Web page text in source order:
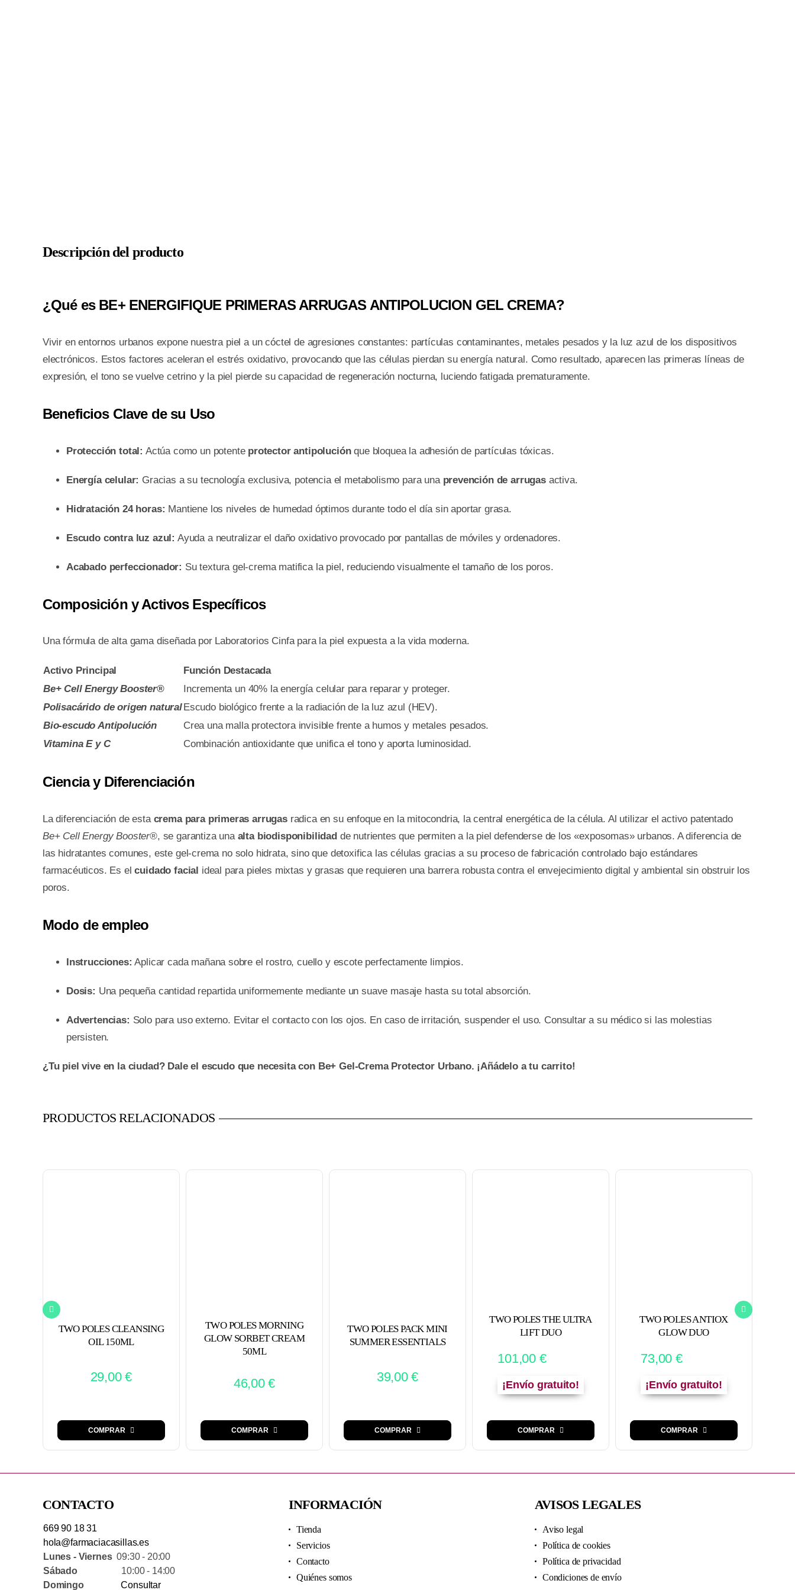
Descripción del producto
¿Qué es BE+ ENERGIFIQUE PRIMERAS ARRUGAS ANTIPOLUCION GEL CREMA?
Vivir en entornos urbanos expone nuestra piel a un cóctel de agresiones constantes: partículas contaminantes, metales pesados y la luz azul de los dispositivos
electrónicos. Estos factores aceleran el estrés oxidativo, provocando que las células pierdan su energía natural. Como resultado, aparecen las primeras líneas de
expresión, el tono se vuelve cetrino y la piel pierde su capacidad de regeneración nocturna, luciendo fatigada prematuramente.
Beneficios Clave de su Uso
Protección total: Actúa como un potente protector antipoluciónque bloquea la adhesión de partículas tóxicas.
Energía celular: Gracias a su tecnología exclusiva, potencia el metabolismo para una prevención de arrugasactiva.
Hidratación 24 horas: Mantiene los niveles de humedad óptimos durante todo el día sin aportar grasa.
Escudo contra luz azul: Ayuda a neutralizar el daño oxidativo provocado por pantallas de móviles y ordenadores.
Acabado perfeccionador: Su textura gel-crema matifica la piel, reduciendo visualmente el tamaño de los poros.
Composición y Activos Específicos
Una fórmula de alta gama diseñada por Laboratorios Cinfa para la piel expuesta a la vida moderna.
Activo Principal
Función Destacada
Be+ Cell Energy Booster®
Incrementa un 40% la energía celular para reparar y proteger.
Polisacárido de origen natural Escudo biológico frente a la radiación de la luz azul (HEV).
Bio-escudo Antipolución
Crea una malla protectora invisible frente a humos y metales pesados.
Vitamina E y C
Combinación antioxidante que unifica el tono y aporta luminosidad.
Ciencia y Diferenciación
La diferenciación de esta crema para primeras arrugasradica en su enfoque en la mitocondria, la central energética de la célula. Al utilizar el activo patentado
Be+ Cell Energy Booster®, se garantiza una alta biodisponibilidad de nutrientes que permiten a la piel defenderse de los «exposomas» urbanos. A diferencia de
las hidratantes comunes, este gel-crema no solo hidrata, sino que detoxifica las células gracias a su proceso de fabricación controlado bajo estándares
farmacéuticos. Es elcuidado facial ideal para pieles mixtas y grasas que requieren una barrera robusta contra el envejecimiento digital y ambiental sin obstruir los
poros.
Modo de empleo
Instrucciones: Aplicar cada mañana sobre el rostro, cuello y escote perfectamente limpios.
Dosis: Una pequeña cantidad repartida uniformemente mediante un suave masaje hasta su total absorción.
Advertencias: Solo para uso externo. Evitar el contacto con los ojos. En caso de irritación, suspender el uso. Consultar a su médico si las molestias
persisten.
¿Tu piel vive en la ciudad? Dale el escudo que necesita con Be+ Gel-Crema Protector Urbano. ¡Añádelo a tu carrito!
PRODUCTOS RELACIONADOS
TWO POLES CLEANSING
OIL 150ML
29,00€
COMPRAR
TWO POLES MORNING
GLOW SORBET CREAM
50ML
46,00€
COMPRAR
TWO POLES PACK MINI
SUMMER ESSENTIALS
39,00€
COMPRAR
TWO POLES THE ULTRA
LIFT DUO
101,00 €
¡Envío gratuito!
COMPRAR
TWO POLES ANTIOX
GLOW DUO
73,00 €
¡Envío gratuito!
COMPRAR
CONTACTO
669 90 18 31
hola@farmaciacasillas.es
Lunes - Viernes09:30 - 20:00
Sábado10:00 - 14:00
Domingo
Consultar
INFORMACIÓN
Tienda
Servicios
Contacto
Quiénes somos
AVISOS LEGALES
Aviso legal
Política de cookies
Política de privacidad
Condiciones de envío